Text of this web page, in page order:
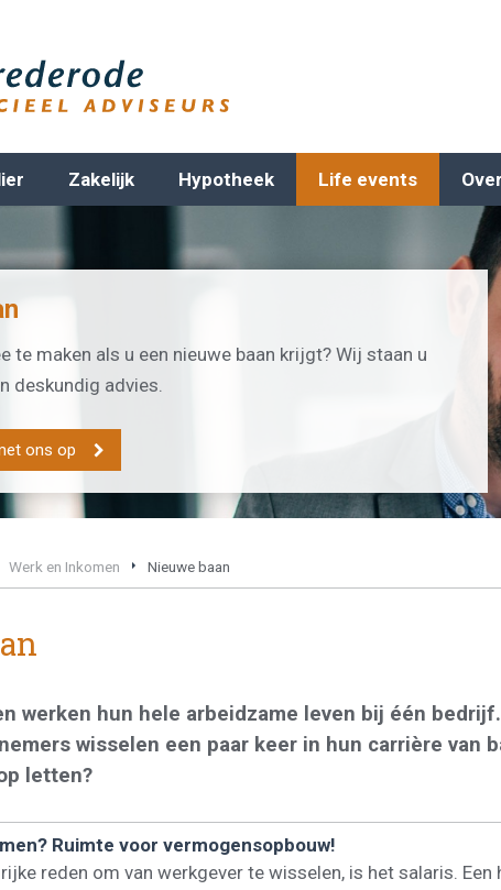
Zakelijk Hypotheek Life events
te maken als u een nieuwe baan krijgt? Wij staan u
deskundig advies.
ons op
Werk en Inkomen Nieuwe baan
werken hun hele arbeidzame leven bij één
wisselen een paar keer in hun carrière van
letten?
Ruimte voor vermogensopbouw!
reden om van werkgever te wisselen, is het salaris.